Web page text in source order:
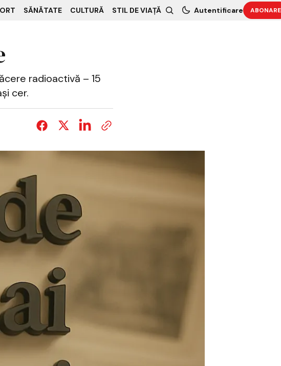
SĂNĂTATE CULTURĂ STIL DE VIAȚĂ Autentificare ABONARE
radioactivă – 15
cer.